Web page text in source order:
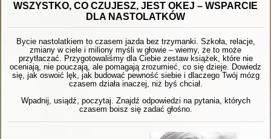
WSZYSTKO, CO CZUJESZ, JEST OKEJ – WSPARCIE
DLA NASTOLATKÓW
Bycie nastolatkiem to czasem jazda bez trzymanki. Szkoła, relacje,
zmiany w ciele i miliony myśli w głowie – wiemy, że to może
przytłaczać. Przygotowaliśmy dla Ciebie zestaw książek, które nie
oceniają, nie pouczają, ale pomagają zrozumieć, co się dzieje. Dowiedz
się, jak oswoić lęk, jak budować pewność siebie i dlaczego Twój mózg
czasem działa inaczej, niż byś chciał.
Wpadnij, usiądź, poczytaj. Znajdź odpowiedzi na pytania, których
czasem boisz się zadać głośno.